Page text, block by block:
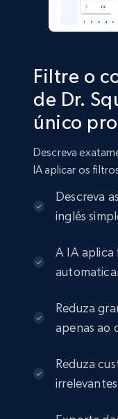
eCommerce
Amazon
info, Stars,
eCommerce
eBay
URL, Product id,
more.
Filtre o
de Dr.
único
Descreva
IA aplicar os
Descreva
inglês
A IA aplica
Reduza
apenas ao
Reduza
irrelevantes